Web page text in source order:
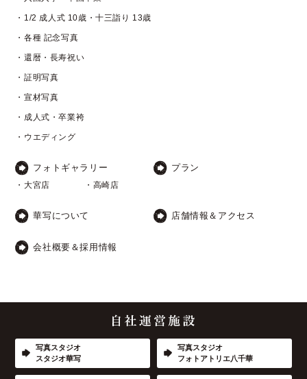
・1/2 成人式 10歳・十三詣り 13歳
・各種 記念写真
・還暦・長寿祝い
・証明写真
・宣材写真
・成人式・卒業袴
・ウエディング
フォトギャラリー
・大宮店 ・高崎店
プラン
華写について 店舗情報＆アクセス
会社概要＆採用情報
写真スタジオ
スタジオ華写
写真スタジオ
フォトアトリエ八千華